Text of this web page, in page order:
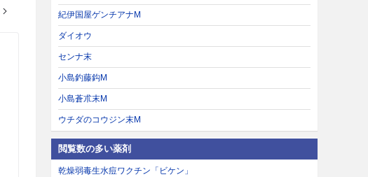
紀伊国屋ゲンチアナM
ダイオウ
センナ末
小島釣藤鈎M
小島蒼朮末M
ウチダのコウジン末M
閲覧数の多い薬剤
乾燥弱毒生水痘ワクチン「ビケン」